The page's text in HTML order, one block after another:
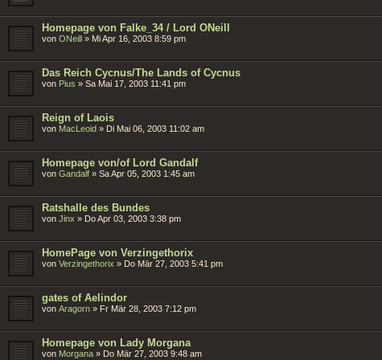
Homepage von Falke_34 / Lord ONeill
von ONeill » Mi Apr 16, 2003 8:59 pm
Das Reich Cycnus/The Lands of Cycnus
von Pius » Sa Mai 17, 2003 11:41 pm
Reign of Laois
von MacLeoid » Di Mai 06, 2003 11:02 am
Homepage von/of Lord Gandalf
von Gandalf » Sa Apr 05, 2003 1:45 am
Ratshalle des Bundes
von Jinx » Do Apr 03, 2003 3:38 pm
HomePage von Verzingethorix
von Verzingethorix » Do Mär 27, 2003 5:41 pm
gates of Aelindor
von Aragorn » Fr Mär 28, 2003 7:12 pm
Homepage von Lady Morgana
von Morgana » Do Mär 27, 2003 9:48 am